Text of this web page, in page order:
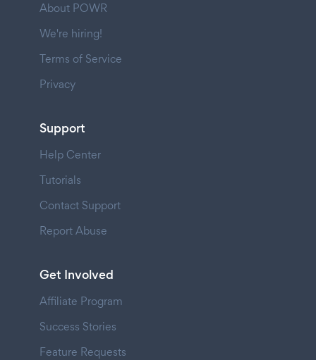
About POWR
We're hiring!
Terms of Service
Privacy
Support
Help Center
Tutorials
Contact Support
Report Abuse
Get Involved
Affiliate Program
Success Stories
Feature Requests